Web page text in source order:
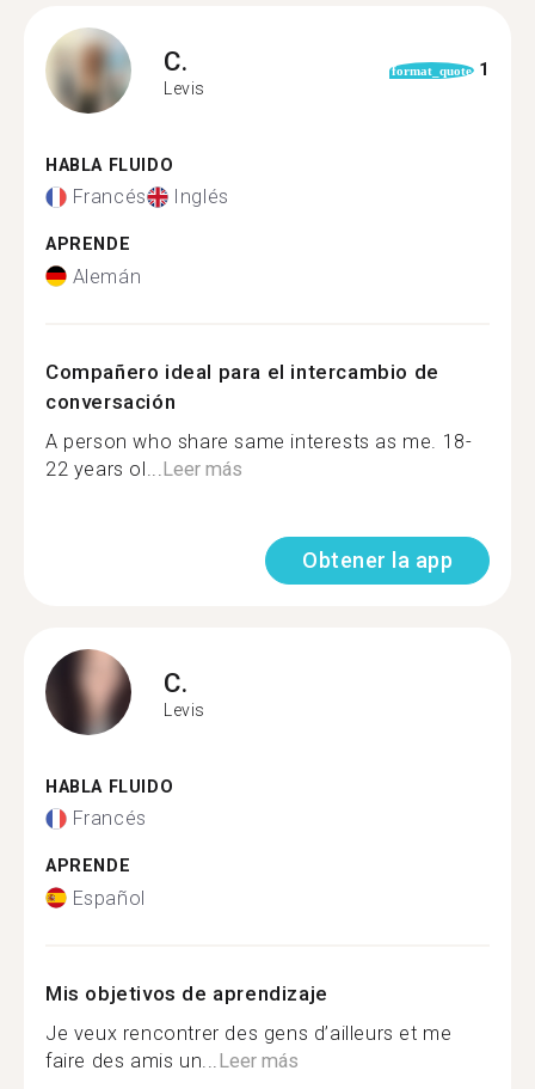
C.
Levis
format_quote 1
HABLA FLUIDO
Francés Inglés
APRENDE
Alemán
Compañero ideal para el intercambio de
conversación
A person who share same interests as me. 18-
22 years ol... Leer más
Obtener la app
C.
Levis
HABLA FLUIDO
Francés
APRENDE
Español
Mis objetivos de aprendizaje
Je veux rencontrer des gens d’ailleurs et me
faire des amis un... Leer más